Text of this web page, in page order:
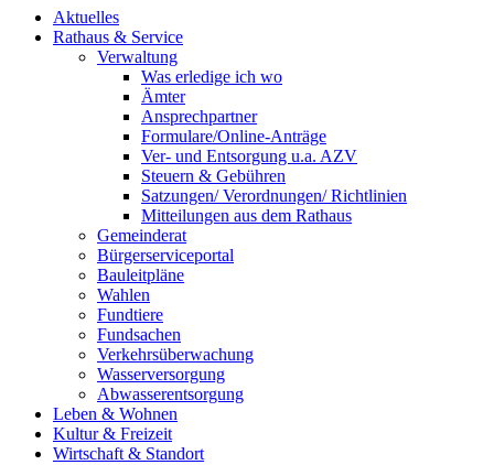
Aktuelles
Rathaus & Service
Verwaltung
Was erledige ich wo
Ämter
Ansprechpartner
Formulare/Online-Anträge
Ver- und Entsorgung u.a. AZV
Steuern & Gebühren
Satzungen/ Verordnungen/ Richtlinien
Mitteilungen aus dem Rathaus
Gemeinderat
Bürgerserviceportal
Bauleitpläne
Wahlen
Fundtiere
Fundsachen
Verkehrsüberwachung
Wasserversorgung
Abwasserentsorgung
Leben & Wohnen
Kultur & Freizeit
Wirtschaft & Standort